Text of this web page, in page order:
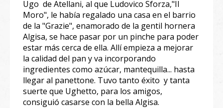
Ugo de Atellani, al que Ludovico Sforza,"Il
Moro", le había regalado una casa en el barrio
de la "Grazie", enamorado de la gentil hornera
Algisa, se hace pasar por un pinche para poder
estar más cerca de ella. Allí empieza a mejorar
la calidad del pan y va incorporando
ingredientes como azúcar, mantequilla... hasta
llegar al panettone. Tuvo tanto éxito y tanta
suerte que Ughetto, para los amigos,
consiguió casarse con la bella Algisa.